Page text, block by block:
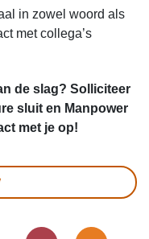
in zowel woord als
met collega’s
de slag? Solliciteer
sluit en Manpower
met je op!